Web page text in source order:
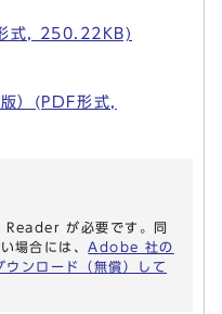
式, 250.22KB)
）(PDF形式,
が必要です。同
場合には、 Adobe 社の
ンロード（無償）して